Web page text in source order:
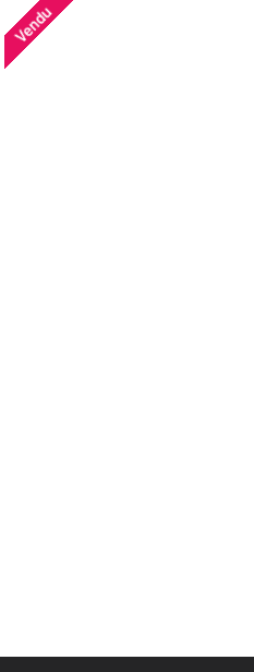
Vendu